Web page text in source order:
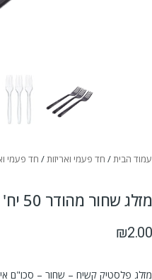
עמוד הבית/ חד פעמי ואריזות/ חד פעמי
מזלג שחור מהודר 50 יח'
₪2.00
מזלג פלסטיק קשיח – שחור – סכו"ם